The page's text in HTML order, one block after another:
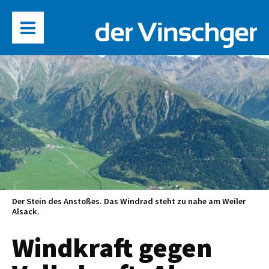
Der Stein des Anstoßes. Das Windrad steht zu nahe am Weiler
Alsack.
Windkraft gegen